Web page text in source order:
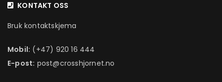
KONTAKT OSS
Bruk kontaktskjema
Mobil: (+47) 920 16 444
E-post: post@crosshjornet.no